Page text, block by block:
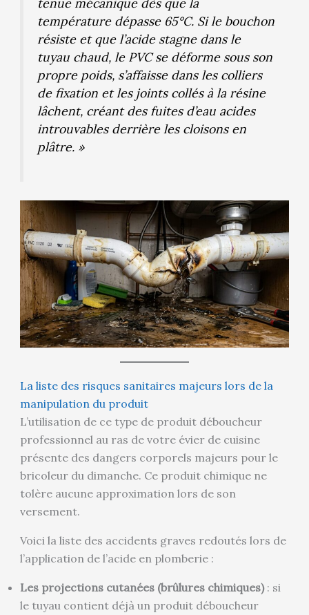
température dépasse 65°C. Si le bouchon
résiste et que l’acide stagne dans le
tuyau chaud, le PVC se déforme sous son
propre poids, s’affaisse dans les colliers
de fixation et les joints collés à la résine
lâchent, créant des fuites d’eau acides
introuvables derrière les cloisons en
plâtre. »
La liste des risques sanitaires majeurs lors de la
manipulation du produit
L’utilisation de ce type de produit déboucheur
professionnel au ras de votre évier de cuisine
présente des dangers corporels majeurs pour le
bricoleur du dimanche. Ce produit chimique ne
tolère aucune approximation lors de son
versement.
Voici la liste des accidents graves redoutés lors de
l’application de l’acide en plomberie :
Les projections cutanées (brûlures chimiques): si
le tuyau contient déjà un produit déboucheur